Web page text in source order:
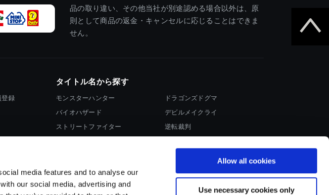
media features and to analyse our
our social media, advertising and
Allow all cookies
Use necessary cookies only
品の取り違い、その他当社が別途認める場合以外は、原
則として商品の返金・キャンセルに応じることはできま
せん。
登録
タイトル名から探す
モンスターハンター
バイオハザード
ストリートファイター
ドラゴンズドグマ
デビルメイクライ
逆転裁判